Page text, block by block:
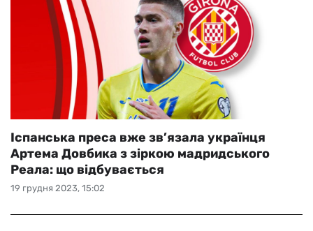
19 грудня 2023, 15:02
Іспанська преса вже зв’язала українця
Артема Довбика з зіркою мадридського
Реала: що відбувається